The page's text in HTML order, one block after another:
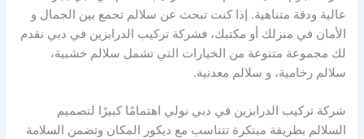
عالية ودقة متناهية. إذا كنت تبحث عن سلالم تجمع بين الجمال و
الأمان في منزلك أو مكتبك، فشركة تركيب الدرابزين في دبي نقدم
لك مجموعة متنوعة من الخيارات التي تشمل سلالم خشبية،
سلالم رخامية، و سلالم معدنية.
شركة تركيب الدرابزين في دبي نولي اهتمامًا كبيرًا لتصميم
السلالم بطريقة مبتكرة تتناسب مع ديكور المكان وتضمن السلامة